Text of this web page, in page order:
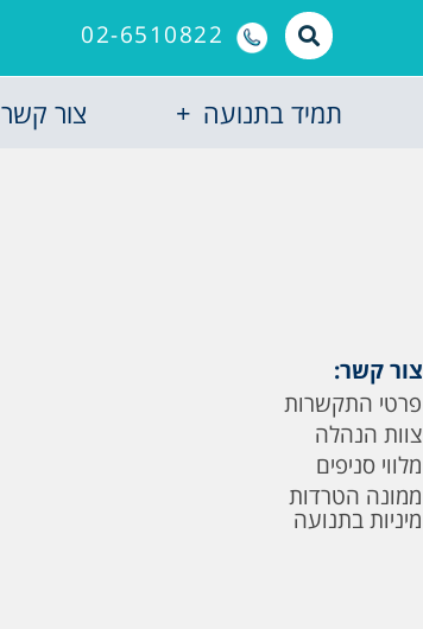
02-6510822
תמיד בתנועה צור קשר
צור קשר:
פרטי התקשרות
צוות הנהלה
מלווי סניפים
ממונה הטרדות
מיניות בתנועה